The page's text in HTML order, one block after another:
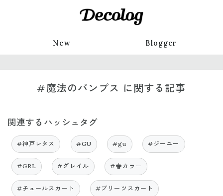
New Blogger
#魔法のパンプス に関する記事
関連するハッシュタグ
#神戸レタス #GU #gu #ジーユー
#GRL #グレイル #春カラー
#チュールスカート #プリーツスカート